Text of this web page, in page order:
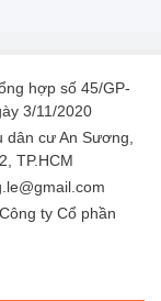
hợp số 45/GP-
3/11/2020
cư An Sương,
TP.HCM
ty Cổ phần